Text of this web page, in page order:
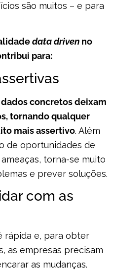
são muitos – e para
data driven no
para:
concretos deixam
tornando qualquer
mais assertivo. Além
de oportunidades de
torna-se muito
e prever soluções.
com as
rápida e, para obter
as empresas precisam
as mudanças.